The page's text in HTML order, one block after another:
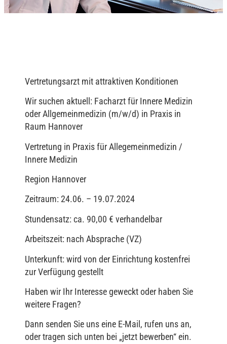
Vertretungsarzt mit attraktiven Konditionen
Wir suchen aktuell: Facharzt für Innere Medizin
oder Allgemeinmedizin (m/w/d) in Praxis in
Raum Hannover
Vertretung in Praxis für Allegemeinmedizin /
Innere Medizin
Region Hannover
Zeitraum: 24.06. – 19.07.2024
Stundensatz: ca. 90,00 € verhandelbar
Arbeitszeit: nach Absprache (VZ)
Unterkunft: wird von der Einrichtung kostenfrei
zur Verfügung gestellt
Haben wir Ihr Interesse geweckt oder haben Sie
weitere Fragen?
Dann senden Sie uns eine E-Mail, rufen uns an,
oder tragen sich unten bei „jetzt bewerben“ ein.